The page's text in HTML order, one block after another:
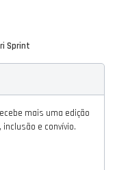
mais uma edição
inclusão e convívio.